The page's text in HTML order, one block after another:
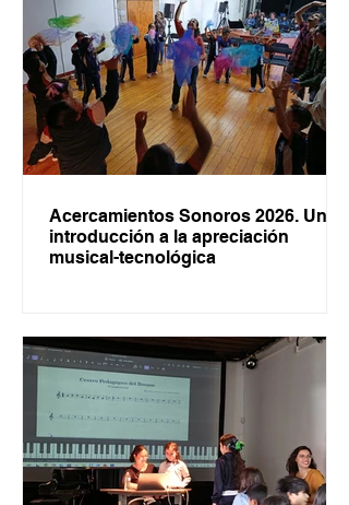
Acercamientos Sonoros 2026. Una
introducción a la apreciación
musical-tecnológica